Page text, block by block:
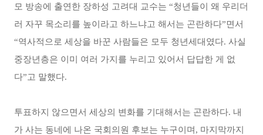
모 방송에 출연한 장하성 고려대 교수는 “청년들이 왜 우리더
러 자꾸 목소리를 높이라고 하느냐고 해서는 곤란하다”면서
“역사적으로 세상을 바꾼 사람들은 모두 청년세대였다. 사실
중장년층은 이미 여러 가지를 누리고 있어서 답답한 게 없
다”고 말했다.
투표하지 않으면서 세상의 변화를 기대해서는 곤란하다. 내
가 사는 동네에 나온 국회의원 후보는 누구이며, 마지막까지